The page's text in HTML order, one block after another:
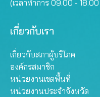
(เวลาทำการ 09.00 -
เกี่ยวกับเรา
เกี่ยวกับสภาผู้บริโภค
องค์กรสมาชิก
หน่วยงานเขตพื้นที่
หน่วยงานประจำจังหวัด